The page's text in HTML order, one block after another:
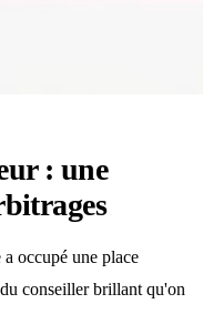
: une
occupé une place
conseiller brillant qu'on